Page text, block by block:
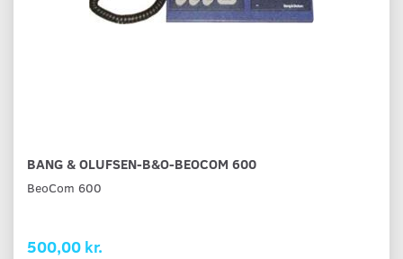
BANG & OLUFSEN-B&O-BEOCOM 600
BeoCom 600
500,00 kr.